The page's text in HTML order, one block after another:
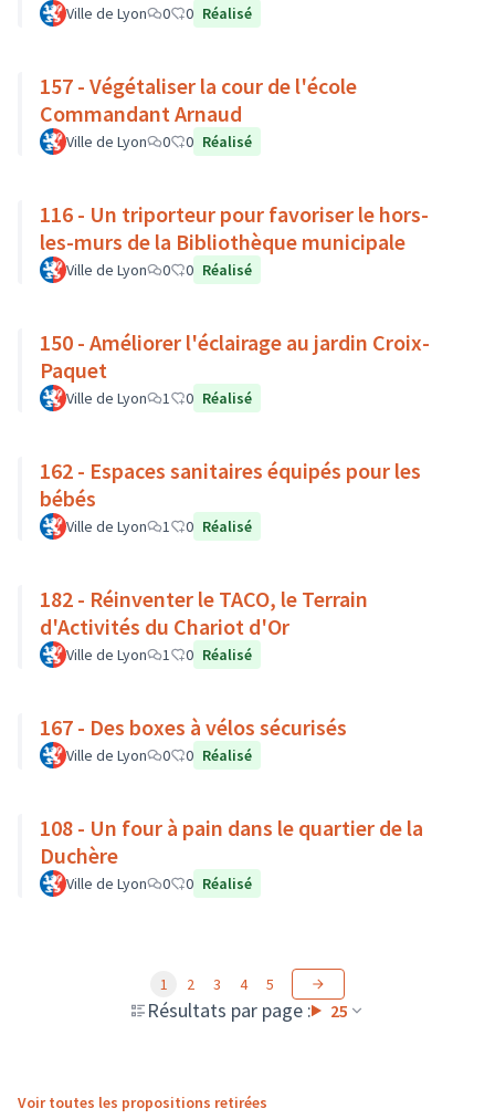
Ville de Lyon 0 0 Réalisé
157 - Végétaliser la cour de l'école
Commandant Arnaud
Ville de Lyon 0 0 Réalisé
116 - Un triporteur pour favoriser le hors-
les-murs de la Bibliothèque municipale
Ville de Lyon 0 0 Réalisé
150 - Améliorer l'éclairage au jardin Croix-
Paquet
Ville de Lyon 1 0 Réalisé
162 - Espaces sanitaires équipés pour les
bébés
Ville de Lyon 1 0 Réalisé
182 - Réinventer le TACO, le Terrain
d'Activités du Chariot d'Or
Ville de Lyon 1 0 Réalisé
167 - Des boxes à vélos sécurisés
Ville de Lyon 0 0 Réalisé
108 - Un four à pain dans le quartier de la
Duchère
Ville de Lyon 0 0 Réalisé
Résultats par page : 25
1 2 3 4 5
Voir toutes les propositions retirées